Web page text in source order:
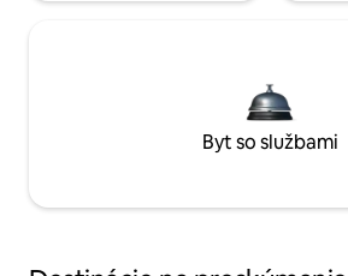
Byt so službami